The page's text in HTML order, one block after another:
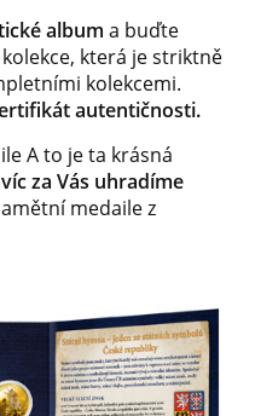
album a buďte
která je striktně
kolekcemi.
autentičnosti.
A to je ta krásná
za Vás uhradíme
medaile z